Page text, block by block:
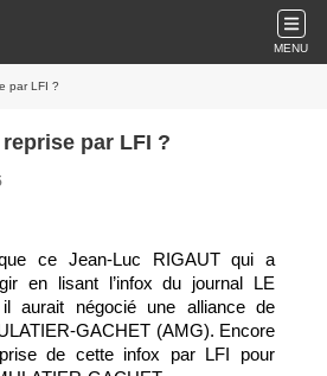
MENU
par LFI ?
par LFI ?
ce Jean-Luc RIGAUT qui a
en lisant l’infox du journal LE
aurait négocié une alliance de
GACHET (AMG). Encore
de cette infox par LFI pour